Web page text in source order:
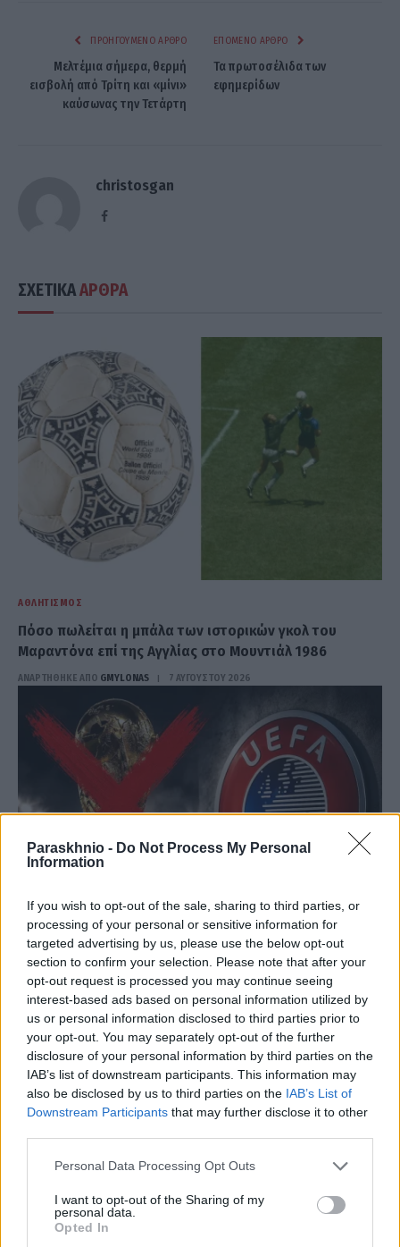
Paraskhnio - Do Not Process My Personal
Information
If you wish to opt-out of the sale, sharing to third parties, or
processing of your personal or sensitive information for
targeted advertising by us, please use the below opt-out
section to confirm your selection. Please note that after your
opt-out request is processed you may continue seeing
interest-based ads based on personal information utilized by
us or personal information disclosed to third parties prior to
your opt-out. You may separately opt-out of the further
disclosure of your personal information by third parties on the
IAB’s list of downstream participants. This information may
also be disclosed by us to third parties on the IAB’s List of
Downstream Participants that may further disclose it to other
Please note that this website/app uses one or more Google
not limited to your visit or usage behaviour. You may click to
grant or deny consent to Google and its third-party tags to
use your data for below specified purposes in below Google
Personal Data Processing Opt Outs
I want to opt-out of the Sharing of my
personal data.
Opted In
ΠΡΟΗΓΟΎΜΕΝΟ ΆΡΘΡΟ
Μελτέμια σήμερα, θερμή
εισβολή από Τρίτη και «μίνι»
καύσωνας την Τετάρτη
ΕΠΌΜΕΝΟ ΆΡΘΡΟ
Τα πρωτοσέλιδα των
εφημερίδων
christosgan
Facebook
ΣΧΕΤΙΚΑΑΡΘΡΑ
ΑΘΛΗΤΙΣΜΌΣ
Πόσο πωλείται η μπάλα των ιστορικών γκολ του
Μαραντόνα επί της Αγγλίας στο Μουντιάλ 1986
ΑΝΑΡΤΗΘΗΚΕ ΑΠΟ GMYLONAS 7 ΑΥΓΟΎΣΤΟΥ 2026
ΑΘΛΗΤΙΣΜΌΣ
Επιμένει η UEFA στο μποϊκοτάζ του Μουντιάλ παρά το
όπισθεν ολοταχώς του Ινφαντίνο
ΑΝΑΡΤΗΘΗΚΕ ΑΠΟ